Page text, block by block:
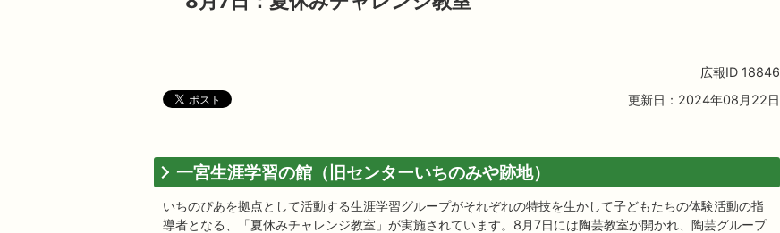
広報ID 18846
更新日：2024年08月22日
一宮生涯学習の館（旧センターいちのみや跡地）
いちのぴあを拠点として活動する生涯学習グループがそれぞれの特技を生かして子どもたちの体験活動の指
導者となる、「夏休みチャレンジ教室」が実施されています。8月7日には陶芸教室が開かれ、陶芸グループ